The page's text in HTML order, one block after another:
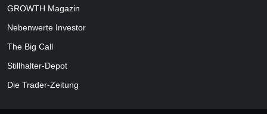
GROWTH Magazin
Nebenwerte Investor
The Big Call
Stillhalter-Depot
Die Trader-Zeitung